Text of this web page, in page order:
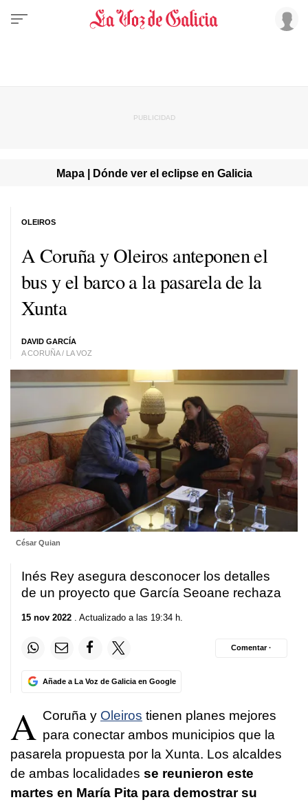
Mapa | Dónde ver el eclipse en Galicia
A Coruña y Oleiros anteponen el
bus y el barco a la pasarela de la
Xunta
DAVID GARCÍA
A CORUÑA / LA VOZ
OLEIROS
César Quian
Inés Rey asegura desconocer los detalles
de un proyecto que García Seoane rechaza
15 nov 2022 . Actualizado a las 19:34 h.
Añade a La Voz de Galicia en Google
Comentar ·
A Coruña y Oleiros tienen planes mejores
para conectar ambos municipios que la
pasarela propuesta por la Xunta. Los alcaldes
de ambas localidades se reunieron este
martes en María Pita para demostrar su